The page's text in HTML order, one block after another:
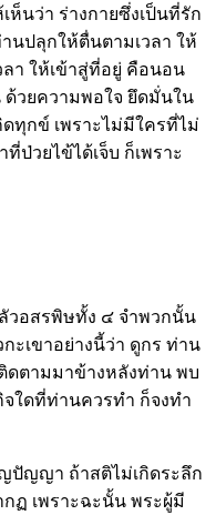
ห็นว่า ร่างกายซึ่งเป็นที่รัก
นปลุกให้ตื่นตามเวลา ให้
า ให้เข้าสู่ที่อยู่ คือนอน
วยความพอใจ ยึดมั่นใน
ทุกข์ เพราะไม่มีใครที่ไม่
ป่วยไข้ได้เจ็บ ก็เพราะ
วอสรพิษทั้ง ๔ จำพวกนั้น
ะเขาอย่างนี้ว่า ดูกร ท่าน
ดตามมาข้างหลังท่าน พบ
ใดที่ท่านควรทำ ก็จงทำ
ปัญญา ถ้าสติไม่เกิดระลึก
ฏ เพราะฉะนั้น พระผู้มี